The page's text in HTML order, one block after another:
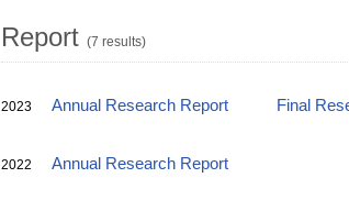
Report (7 results)
2023 Annual Research Report Final
2022 Annual Research Report